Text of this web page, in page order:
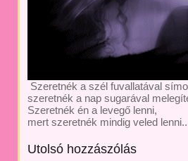
Szeretnék a szél fuvallatával
szeretnék a nap sugarával
Szeretnék én a levegő lenni,
mert szeretnék mindig veled
Utolsó hozzászólás